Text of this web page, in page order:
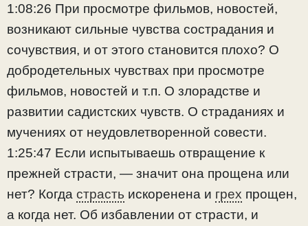
1:08:26 При просмотре фильмов, новостей,
возникают сильные чувства сострадания и
сочувствия, и от этого становится плохо? О
добродетельных чувствах при просмотре
фильмов, новостей и т.п. О злорадстве и
развитии садистских чувств. О страданиях и
мучениях от неудовлетворенной совести.
1:25:47 Если испытываешь отвращение к
прежней страсти, — значит она прощена или
нет? Когда страсть искоренена и грех прощен,
а когда нет. Об избавлении от страсти, и